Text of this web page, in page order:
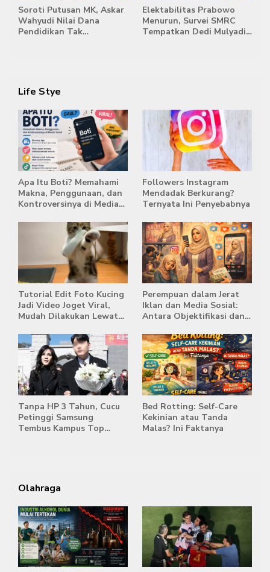
Soroti Putusan MK, Askar
Wahyudi Nilai Dana
Pendidikan Tak
Elektabilitas Prabowo
Menurun, Survei SMRC
Tempatkan Dedi Mulyadi
Life Stye
Apa Itu Boti? Memahami
Makna, Penggunaan, dan
Kontroversinya di Media
Followers Instagram
Mendadak Berkurang?
Ternyata Ini Penyebabnya
Tutorial Edit Foto Kucing
Jadi Video Joget Viral,
Mudah Dilakukan Lewat
Perempuan dalam Jerat
Iklan dan Media Sosial:
Antara Objektifikasi dan
Tanpa HP 3 Tahun, Cucu
Petinggi Samsung
Tembus Kampus Top
Bed Rotting: Self-Care
Kekinian atau Tanda
Malas? Ini Faktanya
Olahraga